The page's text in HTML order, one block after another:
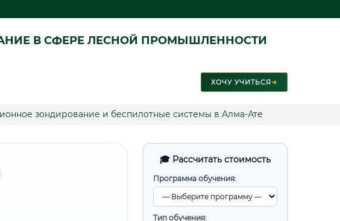
В СФЕРЕ ЛЕСНОЙ ПРОМЫШЛЕННОСТИ
ХОЧУ УЧИТЬСЯ➜
зондирование и беспилотные системы в Алма-Ате
🎓 Рассчитать стоимость
Программа обучения:
Тип обучения: